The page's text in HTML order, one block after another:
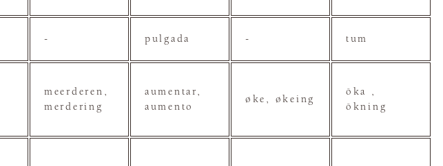
- pulgada - tum
meerderen,
merdering
aumentar,
aumento
øke, økeing
öka ,
ökning